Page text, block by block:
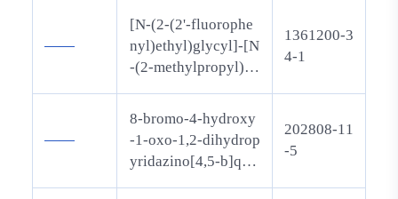
(2-oxo-1-pyrrolidin
yl)-6-(phenylmethy
l)-, trans-
——
[N-(2-(2'-fluorophe
nyl)ethyl)glycyl]-[N
-(2-methylpropyl)gl
yrrolidinyl)propyl]g
lycinamide
1361200-3
4-1
——
8-bromo-4-hydroxy
-1-oxo-1,2-dihydrop
yridazino[4,5-b]qui
202808-11
-5